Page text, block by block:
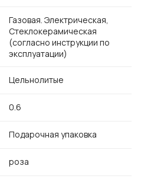
Газовая. Электрическая,
Стеклокерамическая
(согласно инструкции по
эксплуатации)
Цельнолитые
0.6
Подарочная упаковка
роза